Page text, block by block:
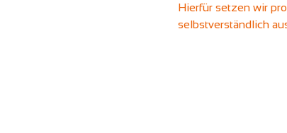
Hierfür setzen wir
selbstverständlich